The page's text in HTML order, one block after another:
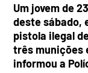
Um jovem de
deste sábado,
pistola ilegal
três munições
informou a